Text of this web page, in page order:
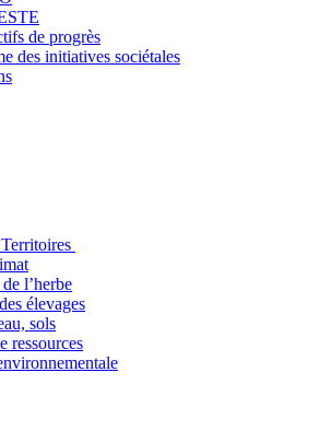
de progrès
des initiatives sociétales
l’herbe
élevages
sols
ressources